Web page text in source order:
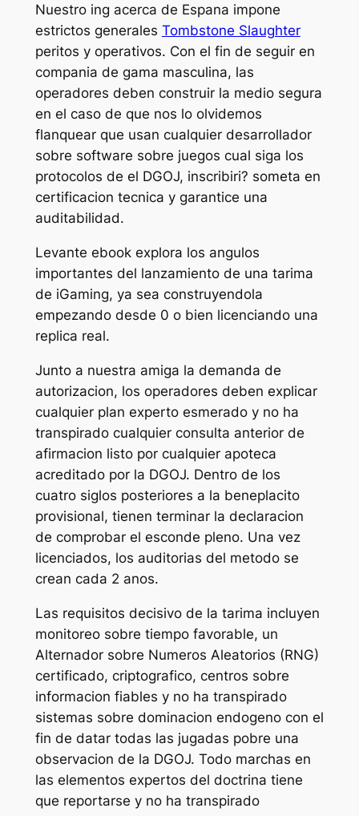
Nuestro ing acerca de Espana impone
estrictos generales Tombstone Slaughter
peritos y operativos. Con el fin de seguir en
compania de gama masculina, las
operadores deben construir la medio segura
en el caso de que nos lo olvidemos
flanquear que usan cualquier desarrollador
sobre software sobre juegos cual siga los
protocolos de el DGOJ, inscribiri? someta en
certificacion tecnica y garantice una
auditabilidad.
Levante ebook explora los angulos
importantes del lanzamiento de una tarima
de iGaming, ya sea construyendola
empezando desde 0 o bien licenciando una
replica real.
Junto a nuestra amiga la demanda de
autorizacion, los operadores deben explicar
cualquier plan experto esmerado y no ha
transpirado cualquier consulta anterior de
afirmacion listo por cualquier apoteca
acreditado por la DGOJ. Dentro de los
cuatro siglos posteriores a la beneplacito
provisional, tienen terminar la declaracion
de comprobar el esconde pleno. Una vez
licenciados, los auditorias del metodo se
crean cada 2 anos.
Las requisitos decisivo de la tarima incluyen
monitoreo sobre tiempo favorable, un
Alternador sobre Numeros Aleatorios (RNG)
certificado, criptografico, centros sobre
informacion fiables y no ha transpirado
sistemas sobre dominacion endogeno con el
fin de datar todas las jugadas pobre una
observacion de la DGOJ. Todo marchas en
las elementos expertos del doctrina tiene
que reportarse y no ha transpirado